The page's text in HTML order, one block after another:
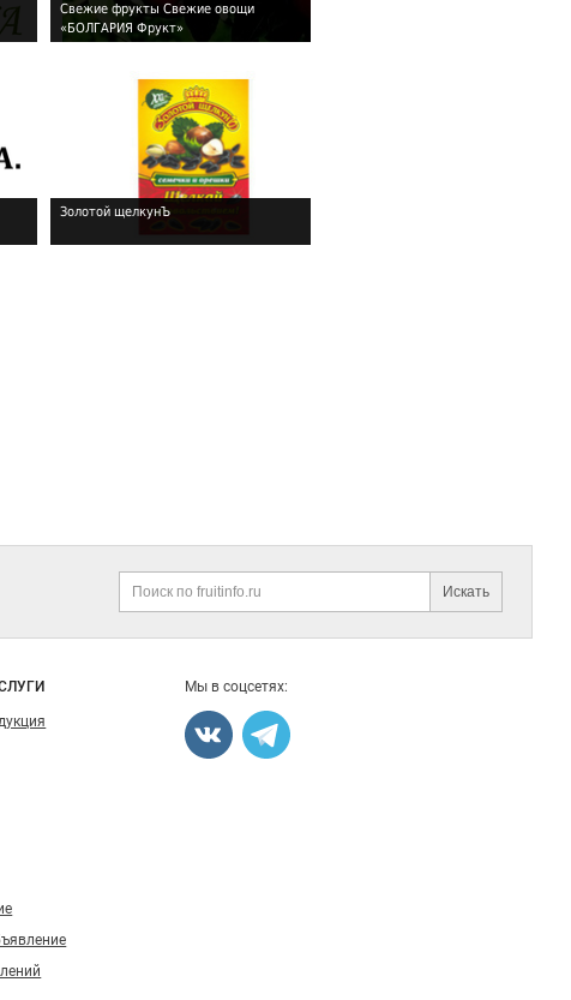
Свежие фрукты Свежие овощи
«БОЛГАРИЯ Фрукт»
Золотой щелкунЪ
Искать
Мы в соцсетях: